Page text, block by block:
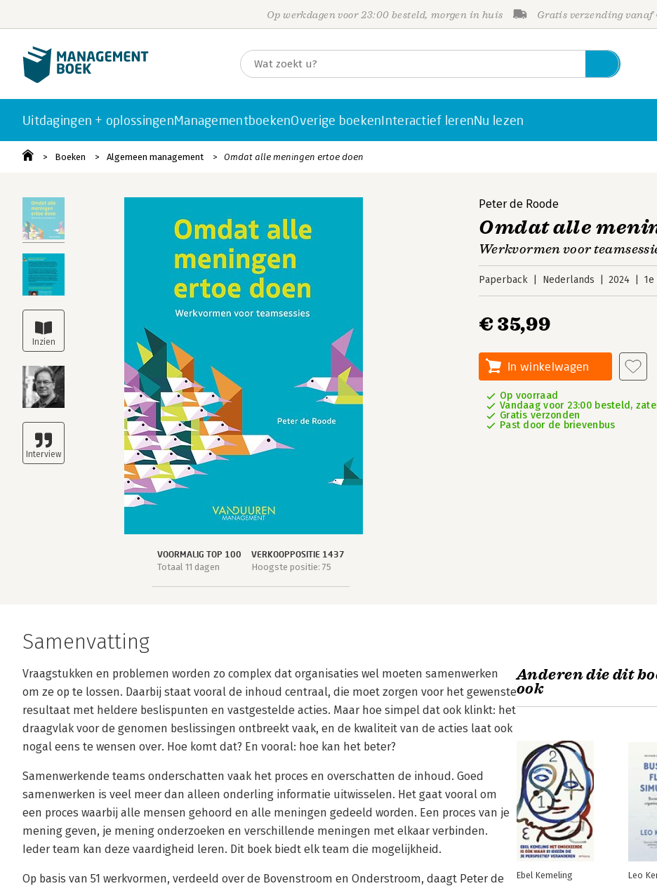
Op werkdagen voor 23:00 besteld, morgen in huis Gratis verzending
Uitdagingen + oplossingenManagementboekenOverige boekenInteractief lerenNu lezen
Boeken Algemeen management Omdat alle meningen ertoe doen
VOORMALIG TOP 100
Totaal 11 dagen
VERKOOPPOSITIE 1437
Hoogste positie: 75
Peter de Roode
Omdat alle
Werkvormen voor
Paperback Nederlands 2024
€ 35,99
In winkelwagen
Op voorraad
Vandaag voor 23:00 besteld,
Gratis verzonden
Past door de brievenbus
Samenvatting
Vraagstukken en problemen worden zo complex dat organisaties wel moeten samenwerken
om ze op te lossen. Daarbij staat vooral de inhoud centraal, die moet zorgen voor het gewenste
resultaat met heldere beslispunten en vastgestelde acties. Maar hoe simpel dat ook klinkt: het
draagvlak voor de genomen beslissingen ontbreekt vaak, en de kwaliteit van de acties laat ook
nogal eens te wensen over. Hoe komt dat? En vooral: hoe kan het beter?
Samenwerkende teams onderschatten vaak het proces en overschatten de inhoud. Goed
samenwerken is veel meer dan alleen onderling informatie uitwisselen. Het gaat vooral om
een proces waarbij alle mensen gehoord en alle meningen gedeeld worden. Een proces van je
mening geven, je mening onderzoeken en verschillende meningen met elkaar verbinden.
Ieder team kan deze vaardigheid leren. Dit boek biedt elk team die mogelijkheid.
Op basis van 51 werkvormen, verdeeld over de Bovenstroom en Onderstroom, daagt Peter de
Anderen die dit
ook
Ebel Kemeling Leo